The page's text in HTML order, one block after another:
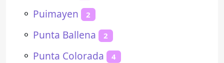
⚬ Puimayen 2
⚬ Punta Ballena 2
⚬ Punta Colorada 4